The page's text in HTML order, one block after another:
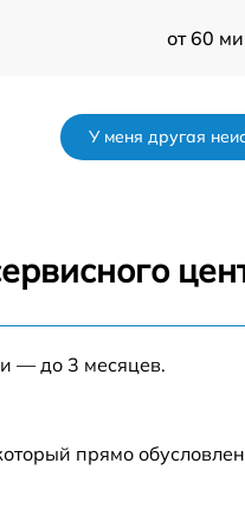
от 60
У меня другая
— до 3 месяцев.
прямо